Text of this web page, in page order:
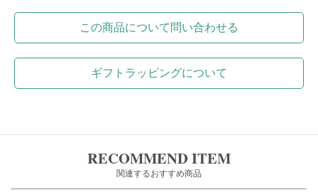
この商品について問い合わせる
ギフトラッピングについて
RECOMMEND ITEM
関連するおすすめ商品